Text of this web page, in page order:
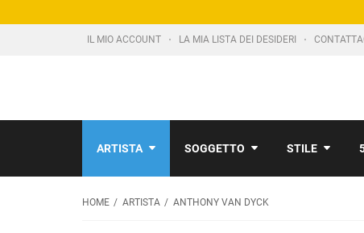
IL MIO ACCOUNT LA MIA LISTA DEI DESIDERI
ARTISTA SOGGETTO STILE
HOME ARTISTA ANTHONY VAN DYCK